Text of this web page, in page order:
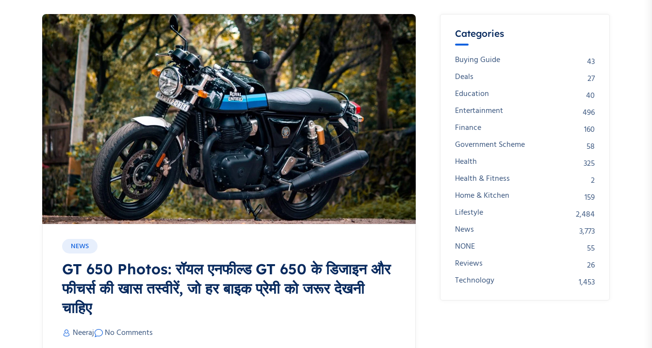
NEWS
GT 650 Photos: रॉयल एनफील्ड GT 650 के डिजाइन और
फीचर्स की खास तस्वीरें, जो हर बाइक प्रेमी को जरूर देखनी
चाहिए
Neeraj
No Comments
Categories
Buying Guide
43
Deals
27
Education
40
Entertainment
496
Finance
160
Government Scheme
58
Health
325
Health & Fitness
2
Home & Kitchen
159
Lifestyle
2,484
News
3,773
NONE
55
Reviews
26
Technology
1,453